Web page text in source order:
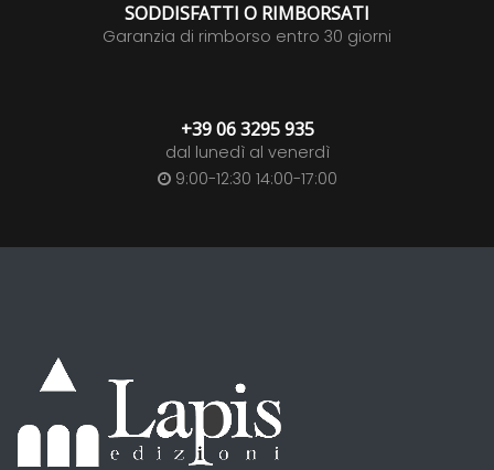
SODDISFATTI O RIMBORSATI
Garanzia di rimborso entro 30 giorni
+39 06 3295 935
dal lunedì al venerdì
9:00-12:30 14:00-17:00